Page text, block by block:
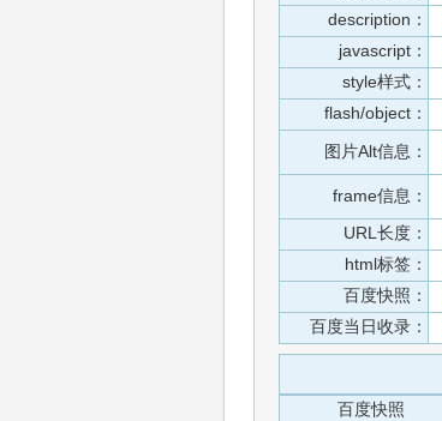
description：
javascript：
style样式：
flash/object：
图片Alt信息：
frame信息：
URL长度：
html标签：
百度快照：
百度当日收录：
百度快照